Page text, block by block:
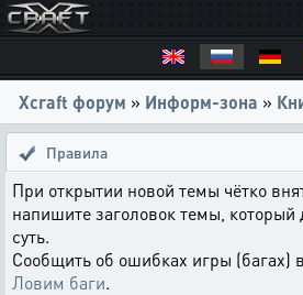
Xcraft форум » Информ-зона »
Правила
При открытии новой темы чётко
напишите заголовок темы,
суть.
Сообщить об ошибках игры (багах)
Ловим баги.